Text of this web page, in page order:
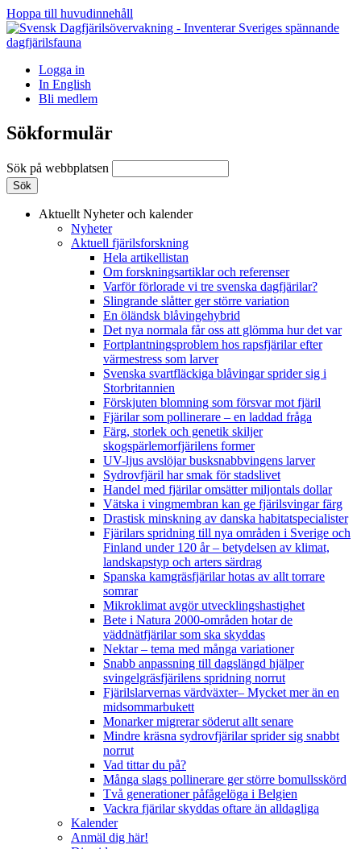
Hoppa till huvudinnehåll
Logga in
In English
Bli medlem
Sökformulär
Sök på webbplatsen
Aktuellt Nyheter och kalender
Nyheter
Aktuell fjärilsforskning
Hela artikellistan
Om forskningsartiklar och referenser
Varför förlorade vi tre svenska dagfjärilar?
Slingrande slåtter ger större variation
En öländsk blåvingehybrid
Det nya normala får oss att glömma hur det var
Fortplantningsproblem hos rapsfjärilar efter
värmestress som larver
Svenska svartfläckiga blåvingar sprider sig i
Storbritannien
Förskjuten blomning som försvar mot fjäril
Fjärilar som pollinerare – en laddad fråga
Färg, storlek och genetik skiljer
skogspärlemorfjärilens former
UV-ljus avslöjar busksnabbvingens larver
Sydrovfjäril har smak för stadslivet
Handel med fjärilar omsätter miljontals dollar
Vätska i vingmembran kan ge fjärilsvingar färg
Drastisk minskning av danska habitatspecialister
Fjärilars spridning till nya områden i Sverige och
Finland under 120 år– betydelsen av klimat,
landskapstyp och arters särdrag
Spanska kamgräsfjärilar hotas av allt torrare
somrar
Mikroklimat avgör utvecklingshastighet
Bete i Natura 2000-områden hotar de
väddnätfjärilar som ska skyddas
Nektar – tema med många variationer
Snabb anpassning till dagslängd hjälper
svingelgräsfjärilens spridning norrut
Fjärilslarvernas värdväxter– Mycket mer än en
midsommarbukett
Monarker migrerar söderut allt senare
Mindre kräsna sydrovfjärilar sprider sig snabbt
norrut
Vad tittar du på?
Många slags pollinerare ger större bomullsskörd
Två generationer påfågelöga i Belgien
Vackra fjärilar skyddas oftare än alldagliga
Kalender
Anmäl dig här!